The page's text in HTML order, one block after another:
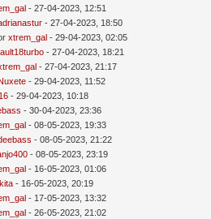
- 27-04-2023, 12:51
- 27-04-2023, 18:50
xtrem_gal - 29-04-2023, 02:05
- 27-04-2023, 18:21
- 27-04-2023, 21:17
- 29-04-2023, 11:52
- 29-04-2023, 10:18
- 30-04-2023, 23:36
- 08-05-2023, 19:33
- 08-05-2023, 21:22
- 08-05-2023, 23:19
- 16-05-2023, 01:06
- 16-05-2023, 20:19
- 17-05-2023, 13:32
- 26-05-2023, 21:02